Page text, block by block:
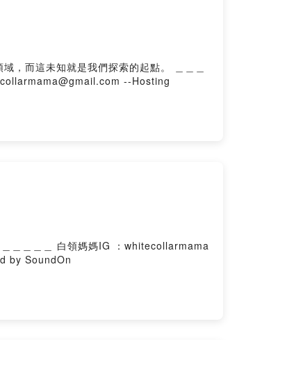
未知就是我們探索的起點。 ＿＿＿
--Hosting provided by SoundOn